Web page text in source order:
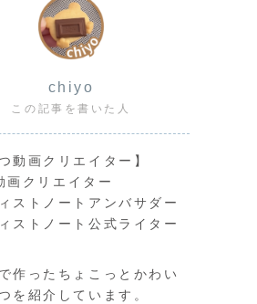
chiyo
この記事を書いた人
動画クリエイター】
クリエイター
ストノートアンバサダー
ストノート公式ライター
作ったちょこっとかわい
を紹介しています。